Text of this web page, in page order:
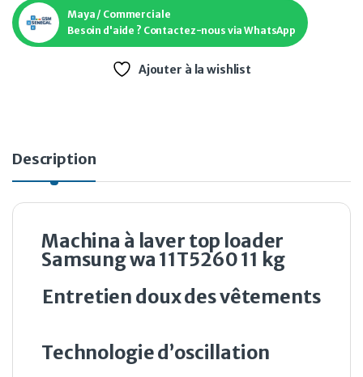
Maya / Commerciale
Besoin d'aide ? Contactez-nous via WhatsApp
Ajouter à la wishlist
Description
Machina à laver top loader
Samsung wa 11T5260 11 kg
Entretien doux des vêtements
Technologie d’oscillation